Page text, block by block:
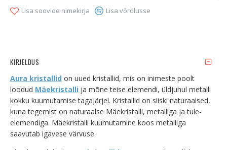
Lisa soovide nimekirja Lisa võrdlusse
KIRJELDUS
Aura kristallid on uued kristallid, mis on inimeste poolt
loodud Mäekristalli ja mõne teise elemendi, üldjuhul metalli
kokku kuumutamise tagajärjel. Kristallid on siiski naturaalsed,
kuna tegemist on naturaalse Mäekristalli, metalliga ja tule-
elemendiga. Mäekristalli kuumutamine koos metalliga
saavutab igavese värvuse.